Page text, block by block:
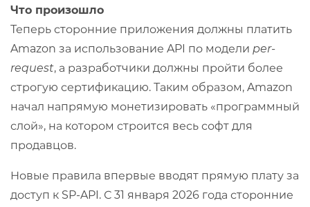
Что произошло
Теперь сторонние приложения должны платить
Amazon за использование API по модели per-
request, а разработчики должны пройти более
строгую сертификацию. Таким образом, Amazon
начал напрямую монетизировать «программный
слой», на котором строится весь софт для
продавцов.
Новые правила впервые вводят прямую плату за
доступ к SP-API. С 31 января 2026 года сторонние